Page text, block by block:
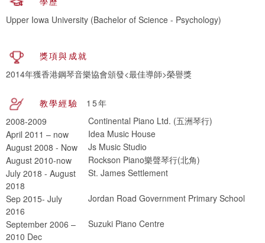
獎項與成就
2014年獲香港鋼琴音樂協會頒發<最佳導師>榮譽獎
教學經驗
15年
2008-2009
Continental Piano Ltd. (五洲琴行)
April 2011 – now
Idea Music House
August 2008 - Now
Js Music Studio
August 2010-now
Rockson Piano樂聲琴行(北角)
July 2018 - August
2018
St. James Settlement
Sep 2015- July
2016
Jordan Road Government Primary School
September 2006 –
2010 Dec
Suzuki Piano Centre